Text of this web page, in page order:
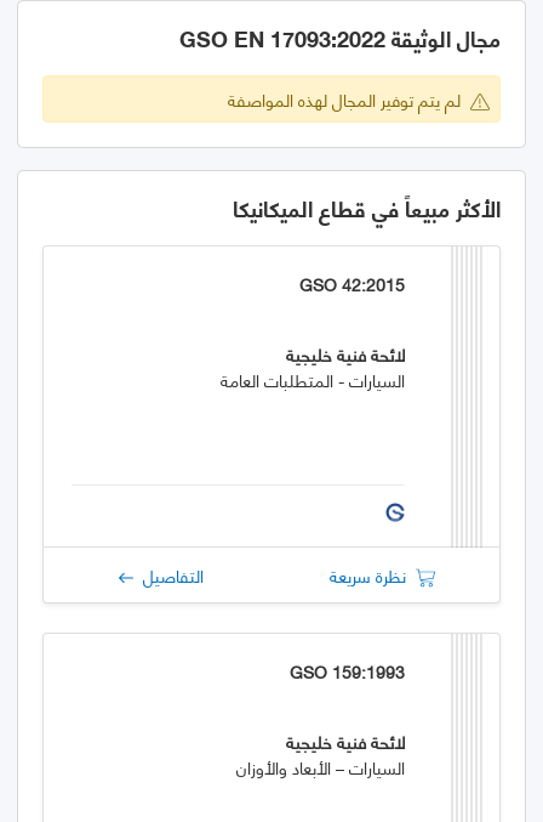
مجال الوثيقة GSO EN 17093:2022
لم يتم توفير المجال لهذه المواصفة
الأكثر مبيعاً في قطاع الميكانيكا
GSO 42:2015
لائحة فنية خليجية
السيارات - المتطلبات العامة
نظرة سريعة التفاصيل
GSO 159:1993
لائحة فنية خليجية
السيارات – الأبعاد والأوزان